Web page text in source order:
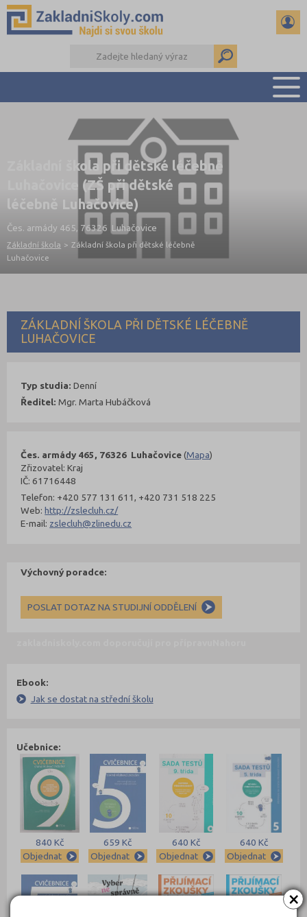
×
PŘEHLED ŠKOL
PŘIJÍMAČKY NA SŠ
RADY A ČLÁNKY
ČTENÁŘSKÝ DENÍK
DALŠÍ DRUHY ŠKOL
Základní škola při dětské léčebně
Luhačovice (ZŠ při dětské
léčebně Luhačovice)
Čes. armády 465, 76326 Luhačovice
Základní škola > Základní škola při dětské léčebně
Luhačovice
ZÁKLADNÍ ŠKOLA PŘI DĚTSKÉ LÉČEBNĚ
LUHAČOVICE
Čes. armády 465, 76326 Luhačovice(Mapa)
Zřizovatel: Kraj
IČ: 61716448
Telefon: +420 577 131 611, +420 731 518 225
Web:http://zslecluh.cz/
E-mail: zslecluh@zlinedu.cz
Typ studia: Denní
Ředitel: Mgr. Marta Hubáčková
Výchovný poradce:
POSLAT DOTAZ NA STUDIJNÍ ODDĚLENÍ
Ebook:
Jak se dostat na střední školu
Učebnice:
840 Kč
Objednat
659 Kč
Objednat
640 Kč
Objednat
640 Kč
Objednat